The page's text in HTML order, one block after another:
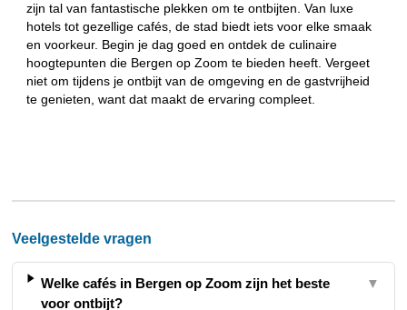
zijn tal van fantastische plekken om te ontbijten. Van luxe
hotels tot gezellige cafés, de stad biedt iets voor elke smaak
en voorkeur. Begin je dag goed en ontdek de culinaire
hoogtepunten die Bergen op Zoom te bieden heeft. Vergeet
niet om tijdens je ontbijt van de omgeving en de gastvrijheid
te genieten, want dat maakt de ervaring compleet.
Veelgestelde vragen
Welke cafés in Bergen op Zoom zijn het beste
voor ontbijt?
▼